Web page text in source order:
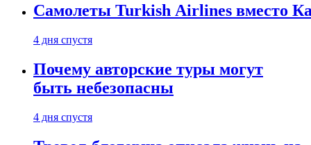
Самолеты Turkish Airlines вместо
4 дня спустя
Почему авторские туры могут
быть небезопасны
4 дня спустя